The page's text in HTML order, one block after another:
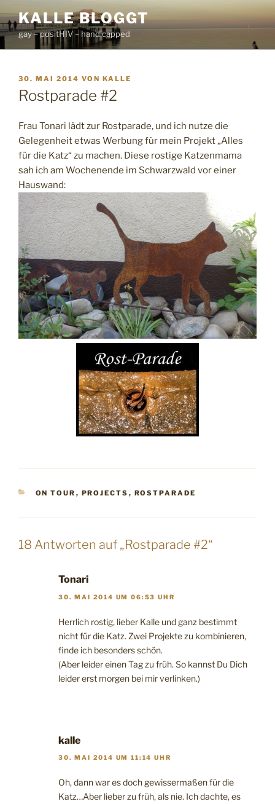
Inhalt
springen
KALLE BLOGGT
gay – positHIV – handicapped
VERÖFFENTLICHT
AM
30. MAI 2014 VON KALLE
Rostparade #2
Frau Tonari lädt zur Rostparade, und ich nutze die
Gelegenheit etwas Werbung für mein Projekt „Alles
für die Katz“ zu machen. Diese rostige Katzenmama
sah ich am Wochenende im Schwarzwald vor einer
Hauswand:
KATEGORIEN
ON TOUR , PROJECTS , ROSTPARADE
18 Antworten auf „Rostparade #2“
Tonari
30. MAI 2014 UM 06:53 UHR
Herrlich rostig, lieber Kalle und ganz bestimmt
nicht für die Katz. Zwei Projekte zu kombinieren,
finde ich besonders schön.
(Aber leider einen Tag zu früh. So kannst Du Dich
leider erst morgen bei mir verlinken.)
kalle
30. MAI 2014 UM 11:14 UHR
Oh, dann war es doch gewissermaßen für die
Katz…Aber lieber zu früh, als nie. Ich dachte, es